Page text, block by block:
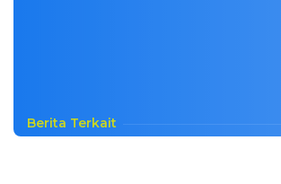
Berita Terkait